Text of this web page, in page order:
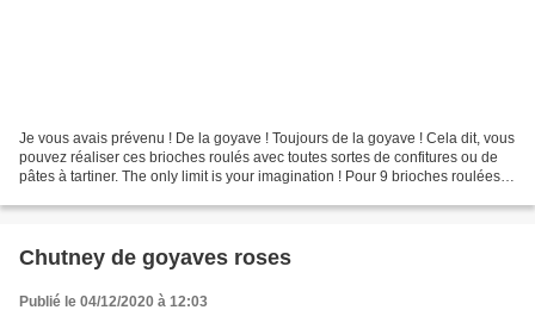
Je vous avais prévenu ! De la goyave ! Toujours de la goyave ! Cela dit, vous
pouvez réaliser ces brioches roulés avec toutes sortes de confitures ou de
pâtes à tartiner. The only limit is your imagination ! Pour 9 brioches roulées :
Chutney de goyaves roses
Publié le 04/12/2020 à 12:03